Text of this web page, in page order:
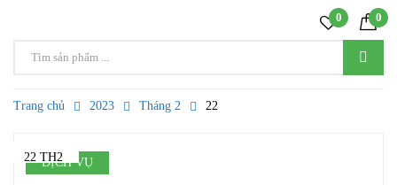
0 0
Trang chủ 2023 Tháng 2 22
22 TH2DỊCH VỤ